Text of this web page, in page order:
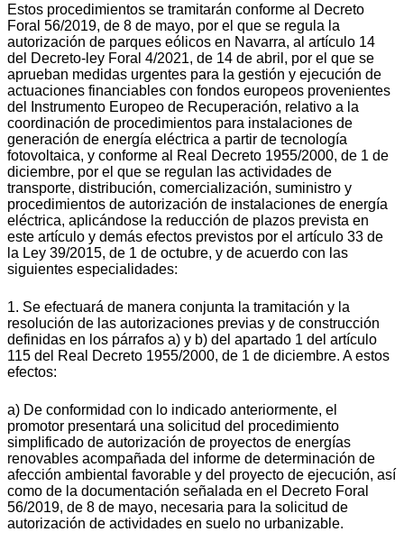
Estos procedimientos se tramitarán conforme al Decreto
Foral 56/2019, de 8 de mayo, por el que se regula la
autorización de parques eólicos en Navarra, al artículo 14
del Decreto-ley Foral 4/2021, de 14 de abril, por el que se
aprueban medidas urgentes para la gestión y ejecución de
actuaciones financiables con fondos europeos provenientes
del Instrumento Europeo de Recuperación, relativo a la
coordinación de procedimientos para instalaciones de
generación de energía eléctrica a partir de tecnología
fotovoltaica, y conforme al Real Decreto 1955/2000, de 1 de
diciembre, por el que se regulan las actividades de
transporte, distribución, comercialización, suministro y
procedimientos de autorización de instalaciones de energía
eléctrica, aplicándose la reducción de plazos prevista en
este artículo y demás efectos previstos por el artículo 33 de
la Ley 39/2015, de 1 de octubre, y de acuerdo con las
siguientes especialidades:
1. Se efectuará de manera conjunta la tramitación y la
resolución de las autorizaciones previas y de construcción
definidas en los párrafos a) y b) del apartado 1 del artículo
115 del Real Decreto 1955/2000, de 1 de diciembre. A estos
efectos:
a) De conformidad con lo indicado anteriormente, el
promotor presentará una solicitud del procedimiento
simplificado de autorización de proyectos de energías
renovables acompañada del informe de determinación de
afección ambiental favorable y del proyecto de ejecución, así
como de la documentación señalada en el Decreto Foral
56/2019, de 8 de mayo, necesaria para la solicitud de
autorización de actividades en suelo no urbanizable.